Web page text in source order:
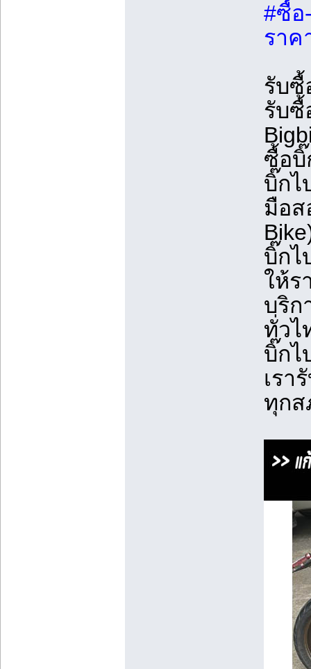
#ซื้อ
ราค
รับซื้
รับซื้
ซื้อบิ๊
บิ๊กไ
มือส
บิ๊กไ
ให้ร
บริก
ทั่วไ
บิ๊กไ
เรา
ทุกส